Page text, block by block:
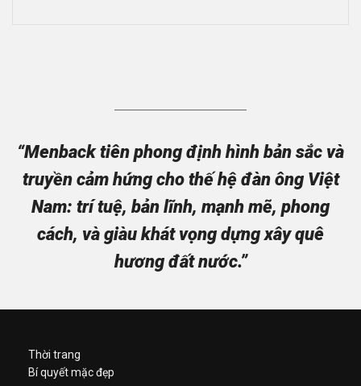
“Menback tiên phong định hình bản sắc và
truyền cảm hứng cho thế hệ đàn ông Việt
Nam: trí tuệ, bản lĩnh, mạnh mẽ, phong
cách, và giàu khát vọng dựng xây quê
hương đất nước.”
Thời trang
Bí quyết mặc đẹp